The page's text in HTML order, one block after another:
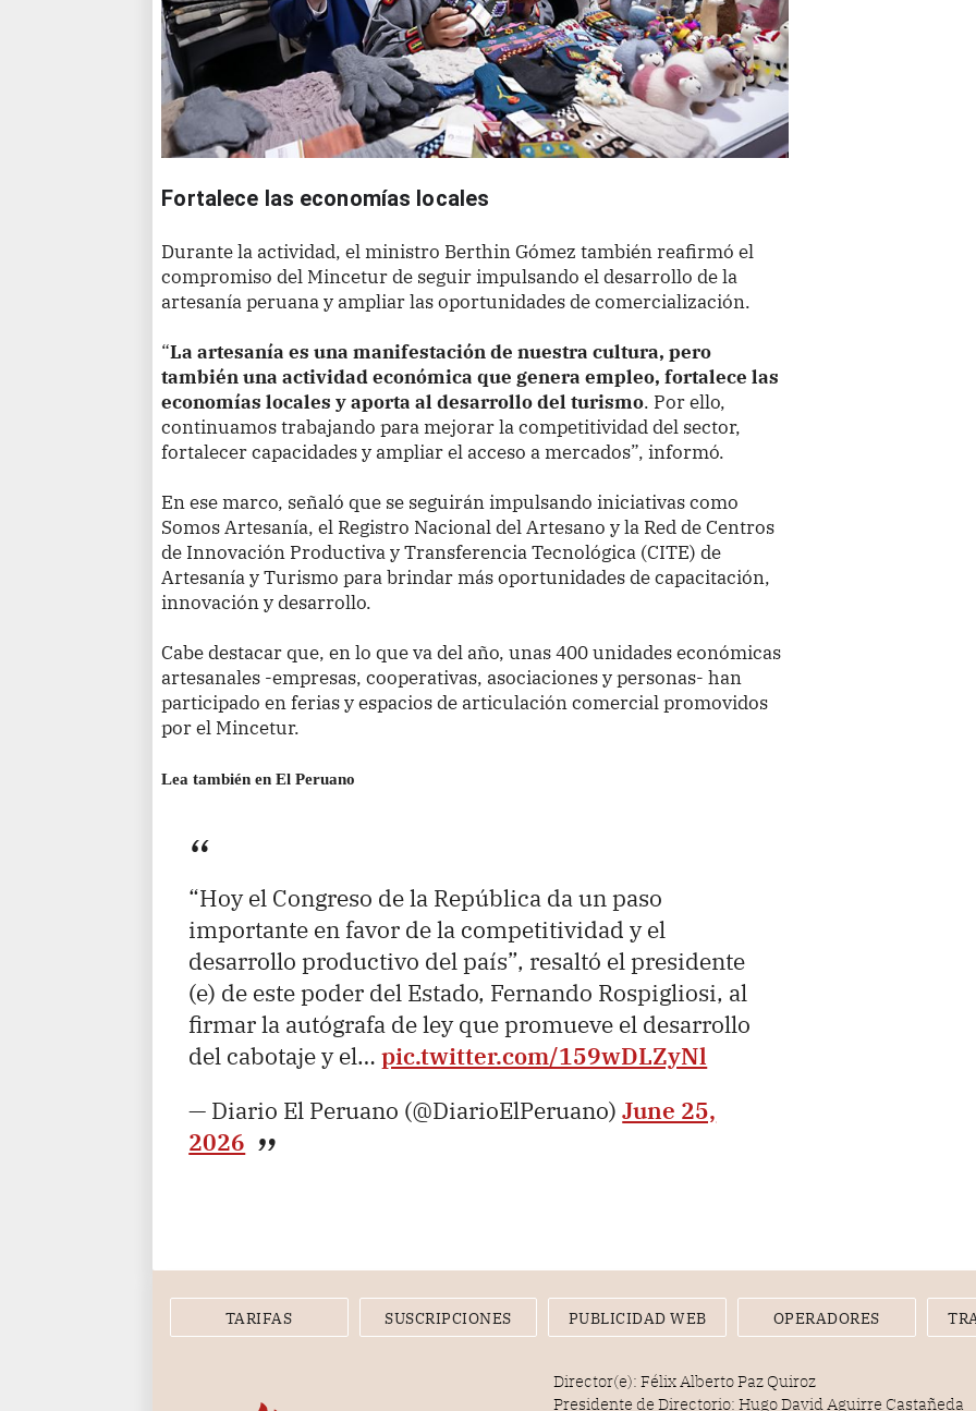
Fortalece las economías locales
Durante la actividad, el ministro Berthin Gómez también reafirmó el
compromiso del Mincetur de seguir impulsando el desarrollo de la
artesanía peruana y ampliar las oportunidades de comercialización.
“La artesanía es una manifestación de nuestra cultura, pero
también una actividad económica que genera empleo, fortalece las
economías locales y aporta al desarrollo del turismo. Por ello,
continuamos trabajando para mejorar la competitividad del sector,
fortalecer capacidades y ampliar el acceso a mercados”, informó.
En ese marco, señaló que se seguirán impulsando iniciativas como
Somos Artesanía, el Registro Nacional del Artesano y la Red de Centros
de Innovación Productiva y Transferencia Tecnológica (CITE) de
Artesanía y Turismo para brindar más oportunidades de capacitación,
innovación y desarrollo.
Cabe destacar que, en lo que va del año, unas 400 unidades económicas
artesanales -empresas, cooperativas, asociaciones y personas- han
participado en ferias y espacios de articulación comercial promovidos
por el Mincetur.
Lea también en El Peruano
“Hoy el Congreso de la República da un paso
importante en favor de la competitividad y el
desarrollo productivo del país”, resaltó el presidente
(e) de este poder del Estado, Fernando Rospigliosi, al
firmar la autógrafa de ley que promueve el desarrollo
del cabotaje y el…pic.twitter.com/159wDLZyNl
— Diario El Peruano (@DiarioElPeruano)June 25,
2026
TARIFAS SUSCRIPCIONES PUBLICIDAD WEB OPERADORES
Director(e): Félix Alberto Paz Quiroz
Presidente de Directorio: Hugo David Aguirre Castañeda